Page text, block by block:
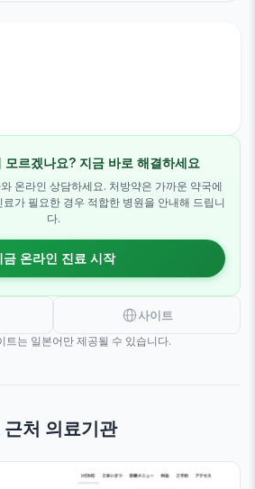
모르겠나요? 지금 바로 해결하세요
온라인 상담하세요. 처방약은 가까운 약국에
가 필요한 경우 적합한 병원을 안내해 드립니
다.
금 온라인 진료 시작
사이트
트는 일본어만 제공될 수 있습니다.
처 의료기관